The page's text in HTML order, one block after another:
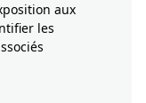
aux
les